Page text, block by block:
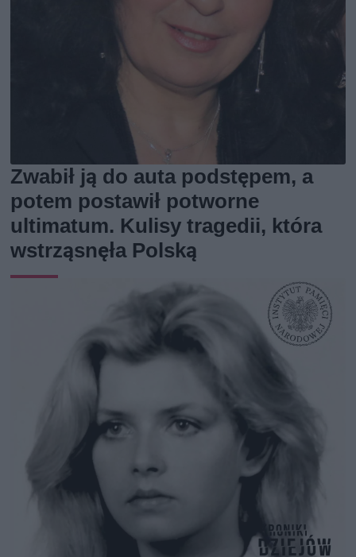
Zwabił ją do auta podstępem, a
potem postawił potworne
ultimatum. Kulisy tragedii, która
wstrząsnęła Polską